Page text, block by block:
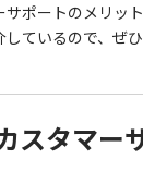
ポートのメリッ
ているので、ぜ
スタマー